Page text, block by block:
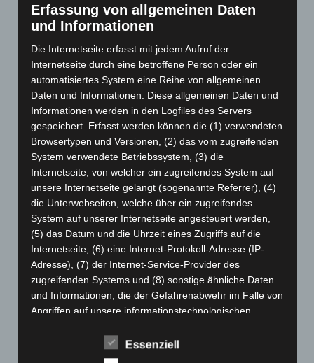
September 2024 (112)
Juli 2024(89)
Juni 2024(107)
Mai 2024(149)
April 2024(102)
März 2024(103)
Februar 2024
Januar 2024(111)
Dezember 2023(130)
November 2023
(130)
Oktober 2023(114)
September 2023(133)
August 2023(134)
Juli 2023(118)
Erfassung von allgemeinen Daten
und Informationen
Die Internetseite erfasst mit jedem Aufruf der
Internetseite durch eine betroffene Person oder ein
automatisiertes System eine Reihe von allgemeinen
Daten und Informationen. Diese allgemeinen Daten und
Informationen werden in den Logfiles des Servers
gespeichert. Erfasst werden können die (1) verwendeten
Browsertypen und Versionen, (2) das vom zugreifenden
System verwendete Betriebssystem, (3) die
Internetseite, von welcher ein zugreifendes System auf
unsere Internetseite gelangt (sogenannte Referrer), (4)
die Unterwebseiten, welche über ein zugreifendes
System auf unserer Internetseite angesteuert werden,
(5) das Datum und die Uhrzeit eines Zugriffs auf die
Internetseite, (6) eine Internet-Protokoll-Adresse (IP-
Adresse), (7) der Internet-Service-Provider des
zugreifenden Systems und (8) sonstige ähnliche Daten
und Informationen, die der Gefahrenabwehr im Falle von
Angriffen auf unsere informationstechnologischen
Bei der Nutzung dieser allgemeinen Daten und
Essenziell